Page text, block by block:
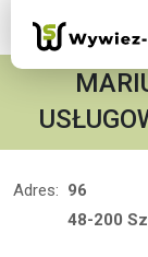
Adres: 96
48-200